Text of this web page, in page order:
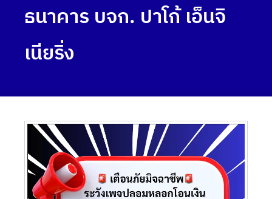
ธนาคาร บจก. ปาโก้ เอ็นจิ
เนียริ่ง